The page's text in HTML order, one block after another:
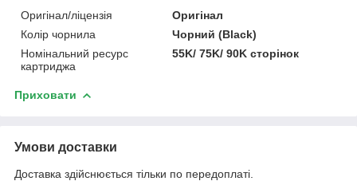
Оригінал/ліцензія
Оригінал
Колір чорнила
Чорний (Black)
Номінальний ресурс
картриджа
55K/ 75K/ 90K сторінок
Приховати
Умови доставки
Доставка здійснюється тільки по передоплаті.